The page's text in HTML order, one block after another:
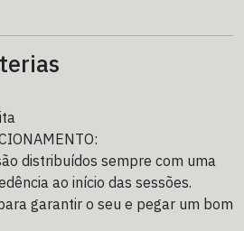
distribuídos sempre com uma
ao início das sessões.
garantir o seu e pegar um bom